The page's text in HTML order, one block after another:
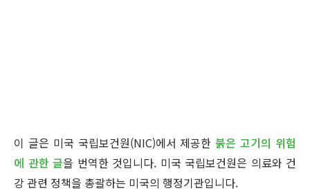
이 글은 미국 국립보건원(NIC)에서 제공한붉은 고기의 위험
에 관한 글을 번역한 것입니다. 미국 국립보건원은 의료와 건
강 관련 정책을 총괄하는 미국의 행정기관입니다.